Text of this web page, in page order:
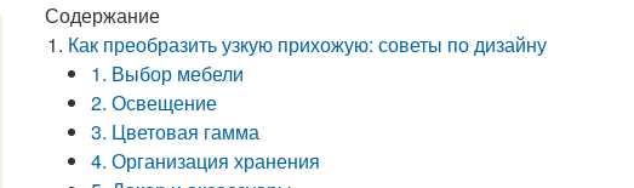
Содержание
Как преобразить узкую прихожую: советы по дизайну
1. Выбор мебели
2. Освещение
3. Цветовая гамма
4. Организация хранения